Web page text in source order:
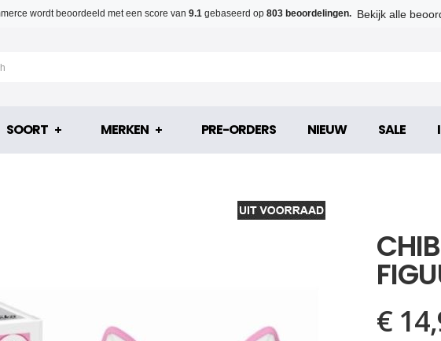
wordt beoordeeld met een score van 9.1 gebaseerd op 803 beoordelingen. Bekijk alle
SOORT MERKEN PRE-ORDERS NIEUW SALE
€